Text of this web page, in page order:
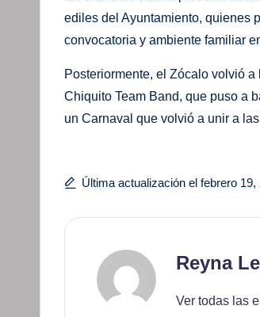
ediles del Ayuntamiento, quienes
convocatoria y ambiente familiar
Posteriormente, el Zócalo volvió
Chiquito Team Band, que puso a
un Carnaval que volvió a unir a
Última actualización el febrero 19,
Reyna
Ver todas las